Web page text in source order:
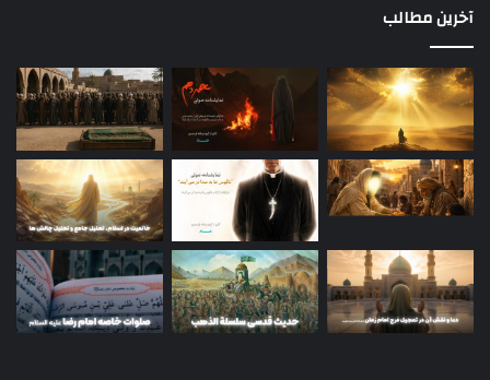
آخرین مطالب